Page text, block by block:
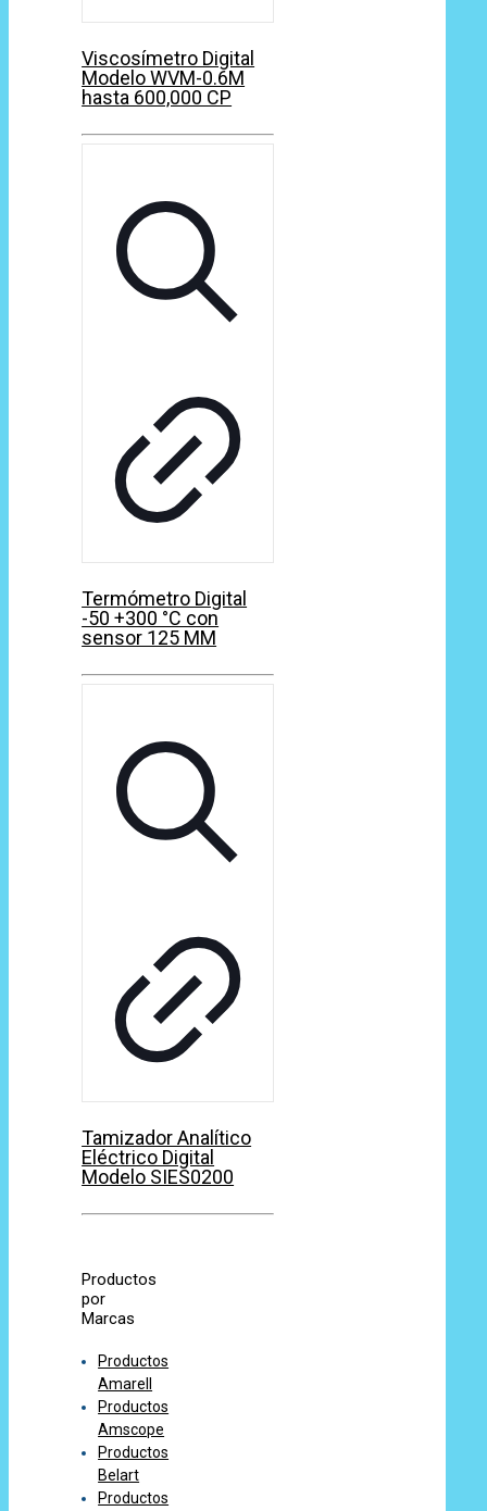
Viscosímetro Digital
Modelo WVM-0.6M
hasta 600,000 CP
Termómetro Digital
-50 +300 °C con
sensor 125 MM
Tamizador Analítico
Eléctrico Digital
Modelo SIES0200
Productos
por
Marcas
Productos
Amarell
Productos
Amscope
Productos
Belart
Productos